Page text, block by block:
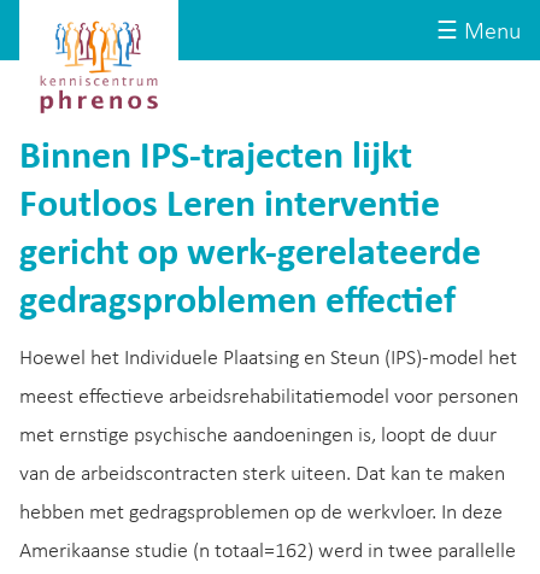
☰ Menu
Kenniscentrum
Phrenos
website
Binnen IPS-trajecten lijkt
Foutloos Leren interventie
gericht op werk-gerelateerde
gedragsproblemen effectief
Hoewel het Individuele Plaatsing en Steun (IPS)-model het
meest effectieve arbeidsrehabilitatiemodel voor personen
met ernstige psychische aandoeningen is, loopt de duur
van de arbeidscontracten sterk uiteen. Dat kan te maken
hebben met gedragsproblemen op de werkvloer. In deze
Amerikaanse studie (n totaal=162) werd in twee parallelle